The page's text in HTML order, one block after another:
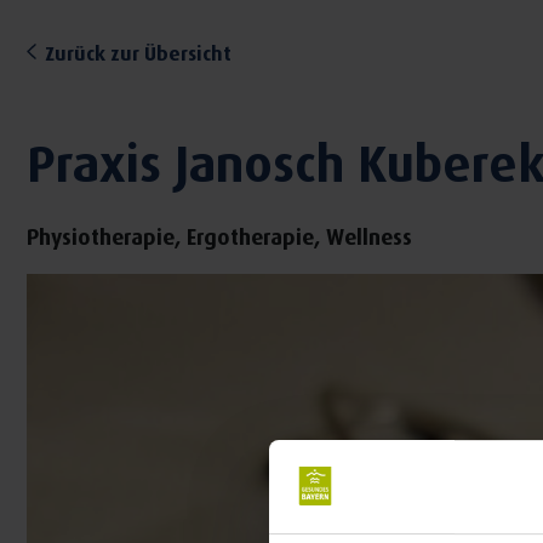
Zurück zur Übersicht
Praxis Janosch
Physiotherapie, Ergotherapie, Wellness